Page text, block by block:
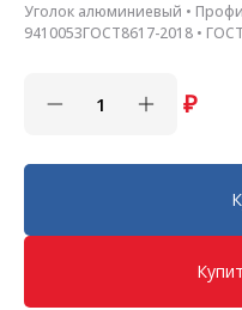
Уголок алюминиевый •
9410053ГОСТ8617-2018 •
₽